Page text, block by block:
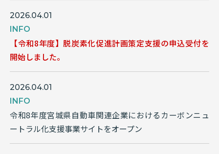
2026.04.01
INFO
【令和8年度】脱炭素化促進計画策定支援の申込受付を
開始しました。
2026.04.01
INFO
令和8年度宮城県自動車関連企業におけるカーボンニュ
ートラル化支援事業サイトをオープン